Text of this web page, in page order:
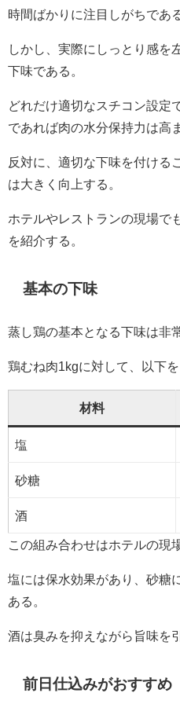
時間ばかりに注目しがちであ
しかし、実際にしっとり感を
下味である。
どれだけ適切なスチコン設定
であれば肉の水分保持力は高
反対に、適切な下味を付ける
は大きく向上する。
ホテルやレストランの現場で
を紹介する。
基本の下味
蒸し鶏の基本となる下味は非
鶏むね肉1kgに対して、以下を
材料
塩
砂糖
酒
この組み合わせはホテルの現
塩には保水効果があり、砂糖
ある。
酒は臭みを抑えながら旨味を
前日仕込みがおすすめ